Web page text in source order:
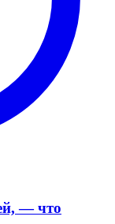
— что